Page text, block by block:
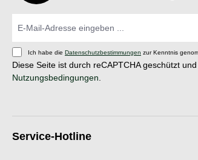
Ich habe die Datenschutzbestimmungen zur Kenntnis
Diese Seite ist durch reCAPTCHA geschützt
Nutzungsbedingungen
Service-Hotline